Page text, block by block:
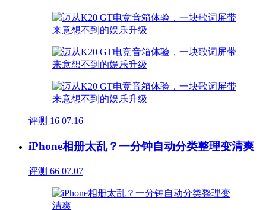
评测 16 07.16
iPhone相册太乱？一分钟自动分类整理变清爽
评测 66 07.07